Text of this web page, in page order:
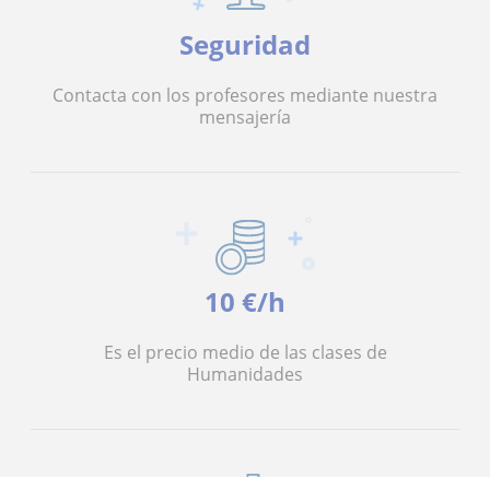
Seguridad
Contacta con los profesores mediante nuestra
mensajería
10 €/h
Es el precio medio de las clases de
Humanidades